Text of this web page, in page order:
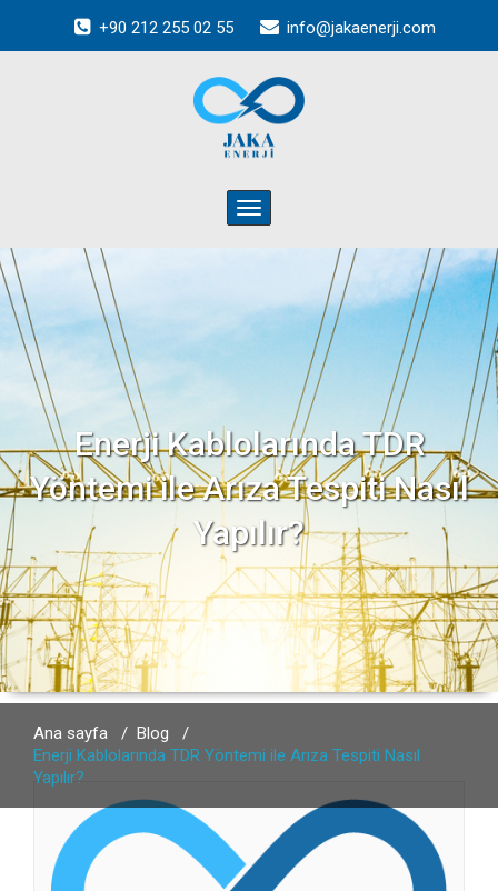
+90 212 255 02 55 info@jakaenerji.com
Toggle
navigation
Enerji Kablolarında TDR
Yöntemi ile Arıza Tespiti Nasıl
Yapılır?
Ana sayfa / Blog /
Enerji Kablolarında TDR Yöntemi ile Arıza Tespiti Nasıl
Yapılır?